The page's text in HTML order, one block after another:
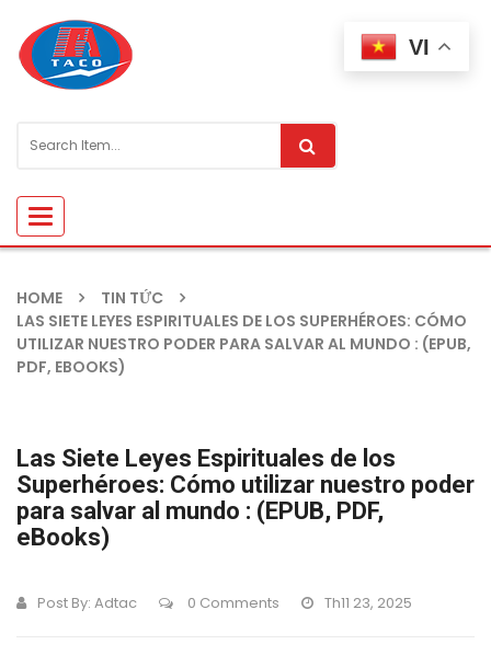
Toggle
navigation
HOME
TIN TỨC
LAS SIETE LEYES ESPIRITUALES DE LOS SUPERHÉROES: CÓMO
UTILIZAR NUESTRO PODER PARA SALVAR AL MUNDO : (EPUB,
PDF, EBOOKS)
Las Siete Leyes Espirituales de los
Superhéroes: Cómo utilizar nuestro poder
para salvar al mundo : (EPUB, PDF,
eBooks)
Post By: Adtac 0 Comments Th11 23, 2025
VI